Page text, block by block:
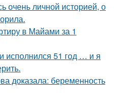
очень личной историей, о
в Майами за 1
51 год … и я
доказала: беременность